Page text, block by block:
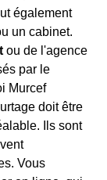
également
un cabinet.
ou de l'agence
par le
Murcef
doit être
Ils sont
Vous